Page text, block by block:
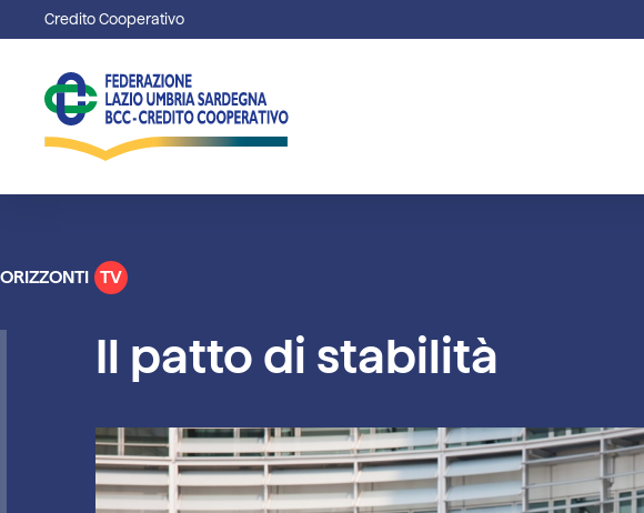
Credito Cooperativo
ORIZZONTI TV
Il patto di stabilità